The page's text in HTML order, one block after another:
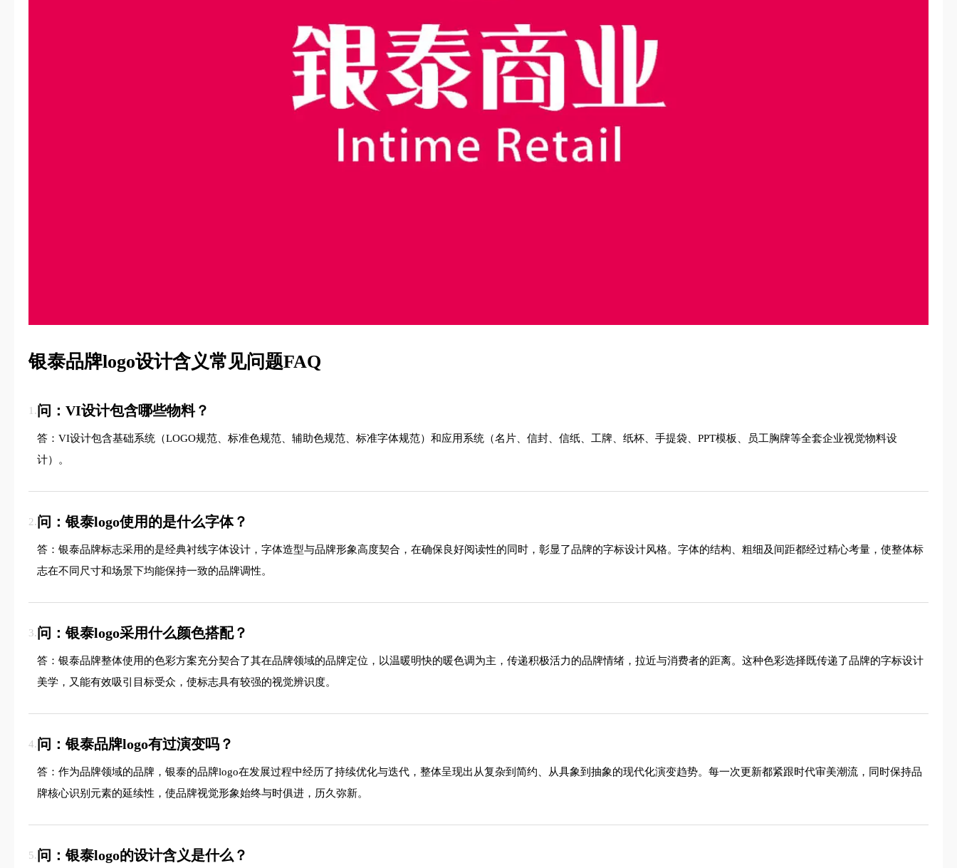
银泰品牌logo设计含义常见问题FAQ
1.问：VI设计包含哪些物料？
答：VI设计包含基础系统（LOGO规范、标准色规范、辅助色规范、标准字体规范）和应用系统（名片、信封、信纸、工牌、纸杯、手提袋、PPT模板、员工胸牌等全套企业视觉物料设
计）。
2.问：银泰logo使用的是什么字体？
答：银泰品牌标志采用的是经典衬线字体设计，字体造型与品牌形象高度契合，在确保良好阅读性的同时，彰显了品牌的字标设计风格。字体的结构、粗细及间距都经过精心考量，使整体标
志在不同尺寸和场景下均能保持一致的品牌调性。
3.问：银泰logo采用什么颜色搭配？
答：银泰品牌整体使用的色彩方案充分契合了其在品牌领域的品牌定位，以温暖明快的暖色调为主，传递积极活力的品牌情绪，拉近与消费者的距离。这种色彩选择既传递了品牌的字标设计
美学，又能有效吸引目标受众，使标志具有较强的视觉辨识度。
4.问：银泰品牌logo有过演变吗？
答：作为品牌领域的品牌，银泰的品牌logo在发展过程中经历了持续优化与迭代，整体呈现出从复杂到简约、从具象到抽象的现代化演变趋势。每一次更新都紧跟时代审美潮流，同时保持品
牌核心识别元素的延续性，使品牌视觉形象始终与时俱进，历久弥新。
5.问：银泰logo的设计含义是什么？